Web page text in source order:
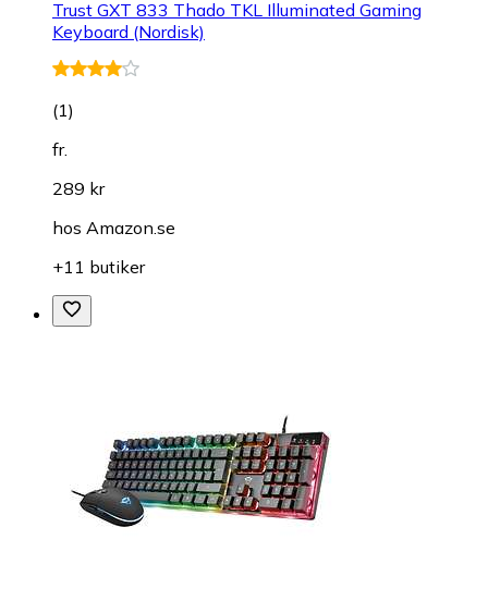
Trust GXT 833 Thado TKL Illuminated Gaming
Keyboard (Nordisk)
(1)
fr.
289 kr
hos Amazon.se
+11 butiker